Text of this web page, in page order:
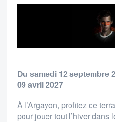
Du samedi 12 septembre
09 avril 2027
À l’Argayon, profitez de
pour jouer tout l’hiver dans